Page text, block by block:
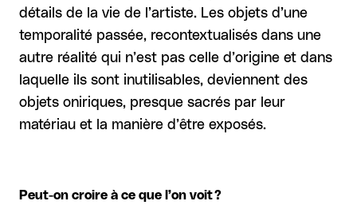
détails de la vie de l’artiste. Les objets d’une
temporalité passée, recontextualisés dans une
autre réalité qui n’est pas celle d’origine et dans
laquelle ils sont inutilisables, deviennent des
objets oniriques, presque sacrés par leur
matériau et la manière d’être exposés.
Peut-on croire à ce que l’on voit ?